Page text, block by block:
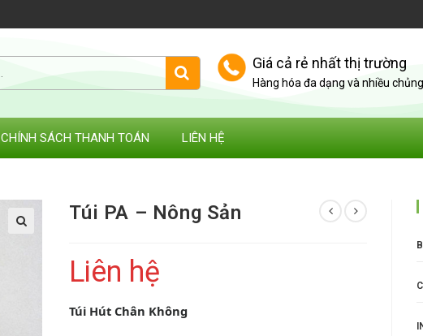
Giá cả rẻ nhất thị trường
Hàng hóa đa dạng và nhiều
CHÍNH SÁCH THANH TOÁN LIÊN HỆ
Túi PA – Nông Sản
Liên hệ
Túi Hút Chân Không